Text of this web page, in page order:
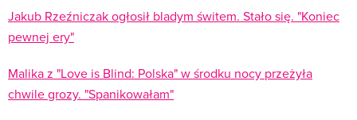
Jakub Rzeźniczak ogłosił bladym świtem. Stało się. "Koniec
pewnej ery"
Malika z "Love is Blind: Polska" w środku nocy przeżyła
chwile grozy. "Spanikowałam"